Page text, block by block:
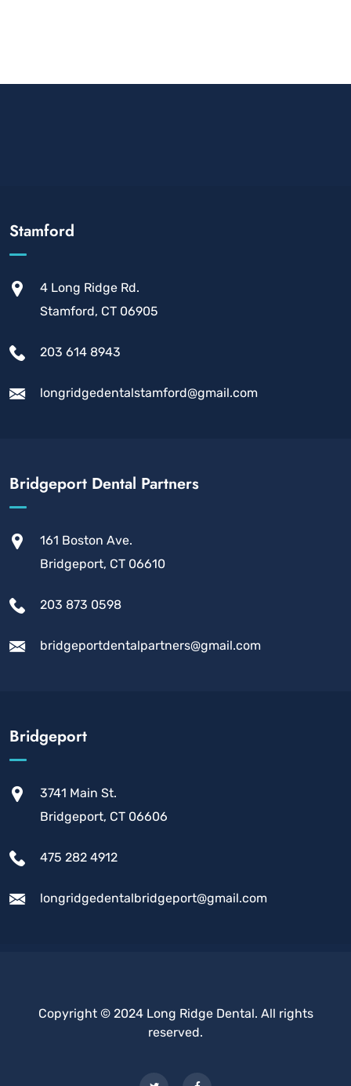
Stamford
4 Long Ridge Rd.
Stamford, CT 06905
203 614 8943
longridgedentalstamford@gmail.com
Bridgeport Dental Partners
161 Boston Ave.
Bridgeport, CT 06610
203 873 0598
bridgeportdentalpartners@gmail.com
Bridgeport
3741 Main St.
Bridgeport, CT 06606
475 282 4912
longridgedentalbridgeport@gmail.com
Copyright © 2024 Long Ridge Dental. All rights
reserved.